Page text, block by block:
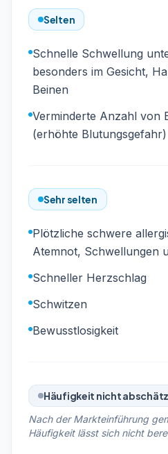
Selten
Schnelle Schwellung
besonders im Gesicht,
Beinen
Verminderte Anzahl von
(erhöhte Blutungsgefahr)
Sehr selten
Plötzliche schwere
Atemnot, Schwellungen
Schneller Herzschlag
Schwitzen
Bewusstlosigkeit
Häufigkeit nicht
Nach der Markteinführung
Häufigkeit lässt sich nicht